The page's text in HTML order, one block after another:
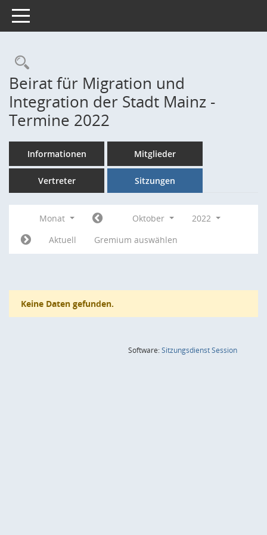
Toggle navigation
Rechercheauswahl
Beirat für Migration und
Integration der Stadt Mainz -
Termine 2022
Informationen Mitglieder
Vertreter Sitzungen
Monat Oktober
2022
Aktuell
Gremium auswählen
Keine Daten gefunden.
Software:SitzungsdienstSession(Wird in